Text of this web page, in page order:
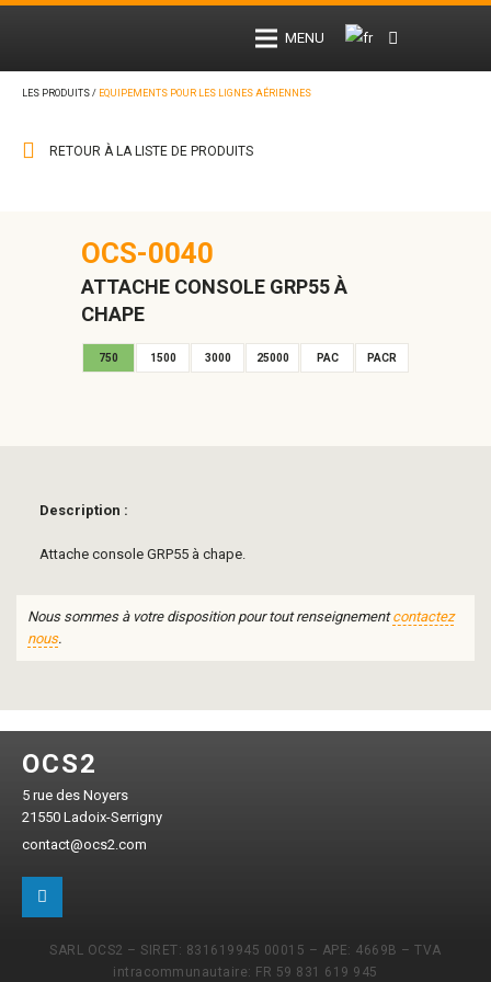
MENU
LES PRODUITS / EQUIPEMENTS POUR LES LIGNES AÉRIENNES
RETOUR À LA LISTE DE PRODUITS
OCS-0040
ATTACHE CONSOLE GRP55 À
CHAPE
750 1500 3000 25000 PAC PACR
Description :
Attache console GRP55 à chape.
Nous sommes à votre disposition pour tout renseignementcontactez
nous.
OCS2
5 rue des Noyers
21550 Ladoix-Serrigny
contact@ocs2.com
SARL OCS2 – SIRET: 831619945 00015 – APE: 4669B – TVA
intracommunautaire: FR 59 831 619 945